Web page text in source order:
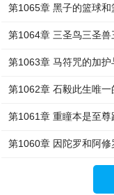
第1065章 黑子的篮球
第1064章 三圣鸟三圣
第1063章 马符咒的加
第1062章 石毅此生唯
第1061章 重瞳本是至
第1060章 因陀罗和阿